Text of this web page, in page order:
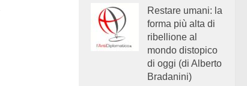
Restare umani: la
forma più alta di
ribellione al
mondo distopico
di oggi (di Alberto
Bradanini)